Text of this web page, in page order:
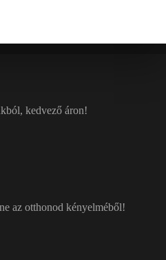
kedvező áron!
az otthonod kényelméből!